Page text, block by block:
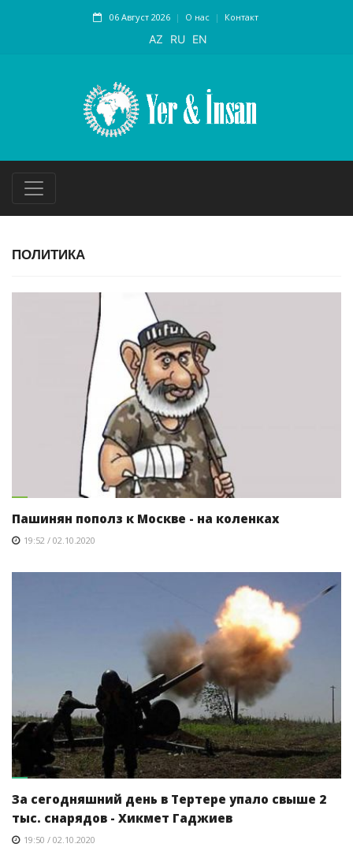
06 Август 2026 О нас Контакт
AZ RU EN
ПОЛИТИКА
Пашинян пополз к Москве - на коленках
19:52 / 02.10.2020
За сегодняшний день в Тертере упало свыше 2
тыс. снарядов - Хикмет Гаджиев
19:50 / 02.10.2020